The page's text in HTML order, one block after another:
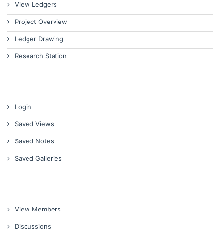
View Ledgers
Project Overview
Ledger Drawing
Research Station
Login
Saved Views
Saved Notes
Saved Galleries
View Members
Discussions